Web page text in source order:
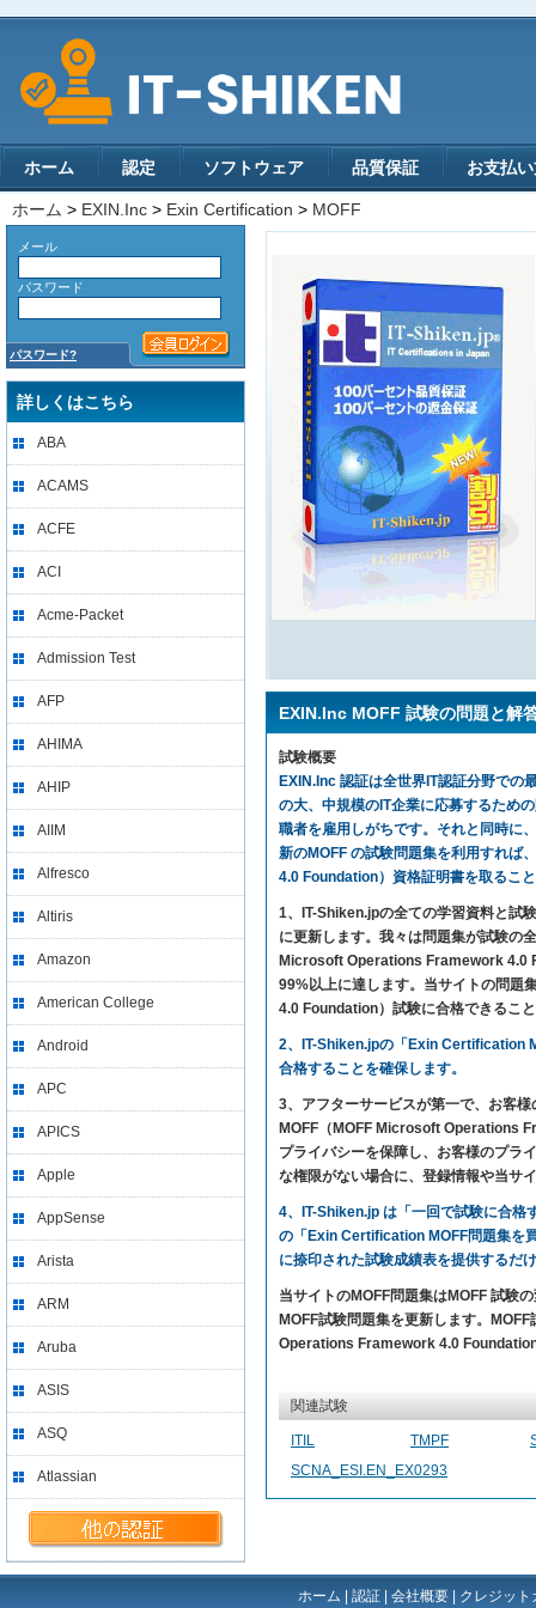
ホーム 認定 ソフトウェア 品質保証 お支払
ホーム > EXIN.Inc > Exin Certification > MOFF
メール
パスワード
パスワード?
詳しくはこちら
ABA
ACAMS
ACFE
ACI
Acme-Packet
Admission Test
AFP
AHIMA
AHIP
AIIM
Alfresco
Altiris
Amazon
American College
Android
APC
APICS
Apple
AppSense
Arista
ARM
Aruba
ASIS
ASQ
Atlassian
EXIN.Inc MOFF 試験の問題と解
試験概要
EXIN.Inc 認証は全世界IT認証分野での
の大、中規模のIT企業に応募するため
職者を雇用しがちです。それと同時に
新のMOFF の試験問題集を利用すれ
4.0 Foundation）資格証明書を取るこ
1、IT-Shiken.jpの全ての学習資料と試
に更新します。我々は問題集が試験の
Microsoft Operations Framework 4.0
99%以上に達します。当サイトの問
4.0 Foundation）試験に合格できるこ
2、IT-Shiken.jpの「Exin Certification
合格することを確保します。
3、アフターサービスが第一で、お客
MOFF（MOFF Microsoft Operations
プライバシーを保障し、お客様のプラ
な権限がない場合に、登録情報や当サ
4、IT-Shiken.jp は「一回で試験に合格
の「Exin Certification MOFF問題集を
に捺印された試験成績表を提供するだ
当サイトのMOFF問題集はMOFF 試験
MOFF試験問題集を更新します。
Operations Framework 4.0
関連試験
ITIL TMPF
SCNA_ESI.EN_EX0293
ホーム 認証 会社概要 クレジッ